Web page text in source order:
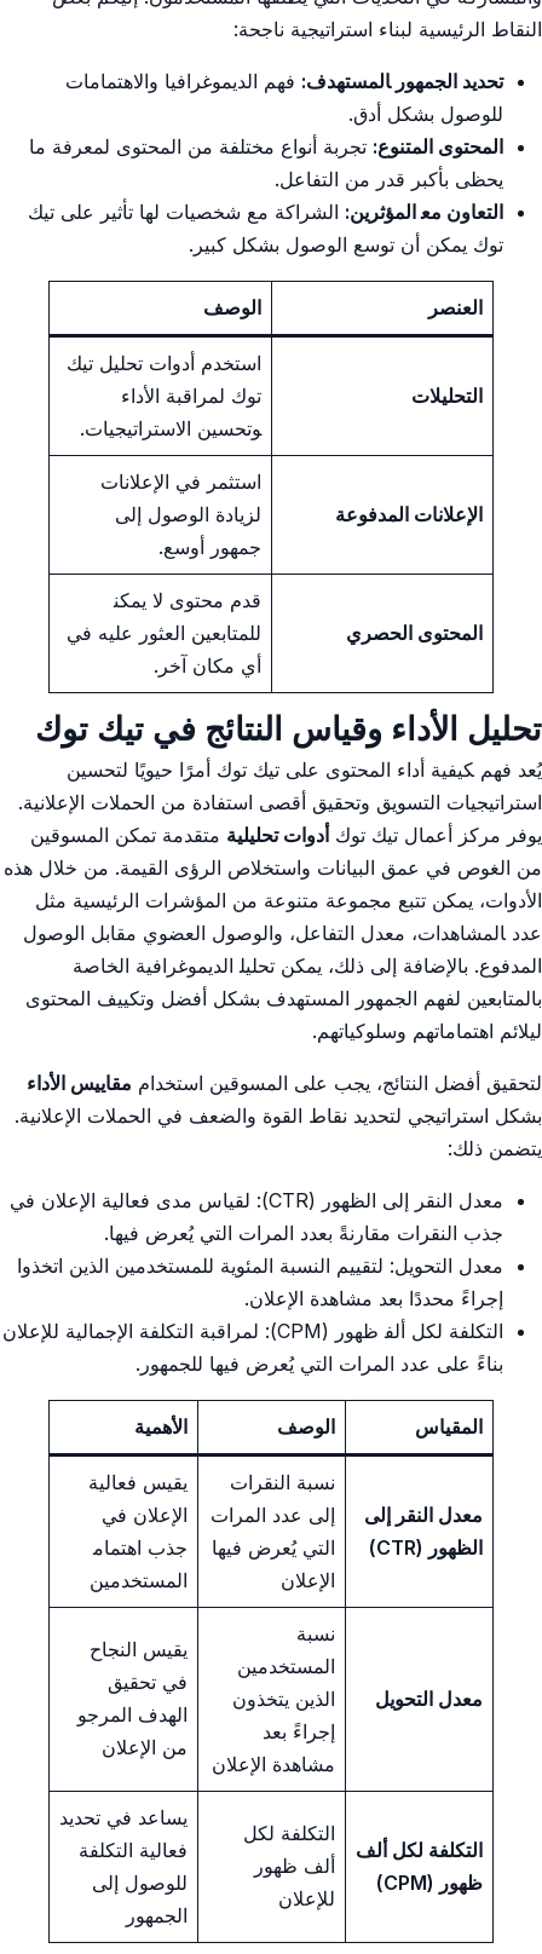
النقاط ​الرئيسية لبناء استراتيجية ناجحة:
تحديد الجمهور ‍المستهدف: فهم الديموغرافيا والاهتمامات
للوصول بشكل أدق.
المحتوى ‌المتنوع: تجربة⁣ أنواع مختلفة من المحتوى لمعرفة ما
⁤يحظى بأكبر قدر‌ من التفاعل.
التعاون مع‍ المؤثرين: الشراكة ⁣مع شخصيات لها تأثير على تيك
توك ⁣يمكن أن توسع الوصول بشكل كبير.
العنصر الوصف
التحليلات
استخدم أدوات تحليل ⁣تيك
توك لمراقبة ⁤الأداء
‍وتحسين الاستراتيجيات.
الإعلانات المدفوعة
استثمر‌ في الإعلانات
لزيادة الوصول إلى
جمهور أوسع.
المحتوى ​الحصري
قدم محتوى ⁣لا يمكن‍
للمتابعين العثور عليه في
أي مكان آخر.
تحليل الأداء وقياس النتائج في⁣ تيك توك
يُعد ⁣فهم ‍كيفية أداء المحتوى على تيك توك أمرًا حيويًا لتحسين
استراتيجيات التسويق وتحقيق أقصى استفادة من الحملات الإعلانية.⁢
يوفر مركز⁣ أعمال تيك توك أدوات تحليلية متقدمة تمكن⁢ المسوقين
من الغوص في عمق البيانات واستخلاص الرؤى القيمة. من خلال هذه
الأدوات، يمكن تتبع مجموعة متنوعة من المؤشرات الرئيسية مثل
عدد ‍المشاهدات، ​معدل التفاعل، والوصول ​العضوي مقابل الوصول
المدفوع. بالإضافة إلى ذلك، يمكن تحليل‍ الديموغرافية الخاصة
بالمتابعين لفهم الجمهور المستهدف ⁤بشكل أفضل وتكييف المحتوى
ليلائم اهتماماتهم وسلوكياتهم.
لتحقيق​ أفضل النتائج،​ يجب على المسوقين استخدام​ مقاييس الأداء
بشكل ⁣استراتيجي لتحديد نقاط‌ القوة والضعف في⁢ الحملات الإعلانية. ​
يتضمن ذلك:
معدل النقر إلى ⁢الظهور (CTR):‍ لقياس ⁢مدى فعالية الإعلان في
⁢جذب النقرات مقارنةً ⁣بعدد المرات التي يُعرض فيها.
معدل التحويل: لتقييم النسبة المئوية للمستخدمين الذين​ اتخذوا
إجراءً محددًا⁣ بعد ⁤مشاهدة ⁢الإعلان.
التكلفة لكل ألف‍ ظهور (CPM): ​لمراقبة التكلفة الإجمالية ‌للإعلان
بناءً على عدد​ المرات التي يُعرض فيها للجمهور.
المقياس الوصف الأهمية
معدل النقر إلى​
الظهور⁢ (CTR)
نسبة النقرات
إلى‌ عدد المرات
‌التي يُعرض فيها
الإعلان
يقيس ​فعالية
الإعلان في
جذب اهتمام‍
المستخدمين
معدل التحويل
نسبة
المستخدمين ​
الذين يتخذون
إجراءً بعد
مشاهدة الإعلان
يقيس النجاح
في⁢ تحقيق
الهدف المرجو
من الإعلان
التكلفة لكل ألف
ظهور (CPM)
التكلفة لكل
⁣ألف⁣ ظهور‌
للإعلان
يساعد في تحديد
فعالية التكلفة
للوصول إلى
⁢الجمهور